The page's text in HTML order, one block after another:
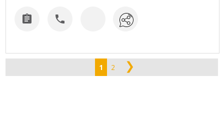
 
1 2 ❯